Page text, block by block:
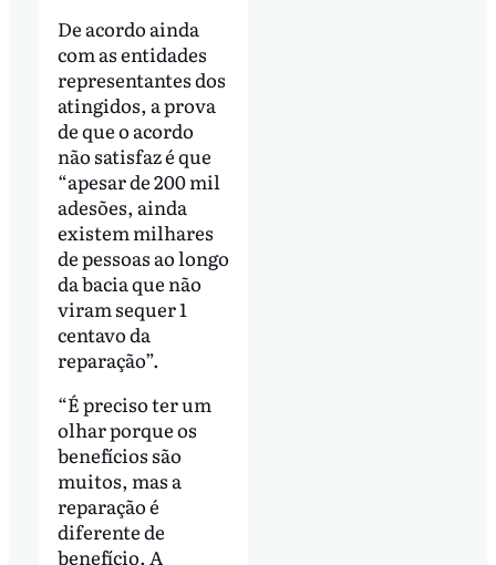
De acordo ainda
com as entidades
representantes dos
atingidos, a prova
de que o acordo
não satisfaz é que
“apesar de 200 mil
adesões, ainda
existem milhares
de pessoas ao longo
da bacia que não
viram sequer 1
centavo da
reparação”.
“É preciso ter um
olhar porque os
benefícios são
muitos, mas a
reparação é
diferente de
benefício. A